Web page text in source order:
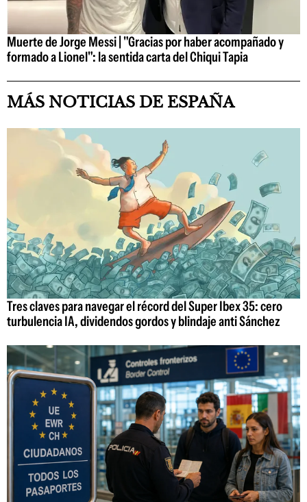
Muerte de Jorge Messi | "Gracias por haber acompañado y
formado a Lionel": la sentida carta del Chiqui Tapia
MÁS NOTICIAS DE ESPAÑA
Tres claves para navegar el récord del Super Ibex 35: cero
turbulencia IA, dividendos gordos y blindaje anti Sánchez